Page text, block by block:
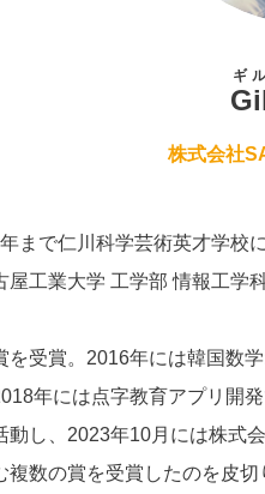
ギル
株式会社
まで仁川科学芸術英才学校
屋工業大学 工学部 情報工学
を受賞。2016年には韓国数
年には点字教育アプリ開
動し、2023年10月には株式
複数の賞を受賞したのを皮